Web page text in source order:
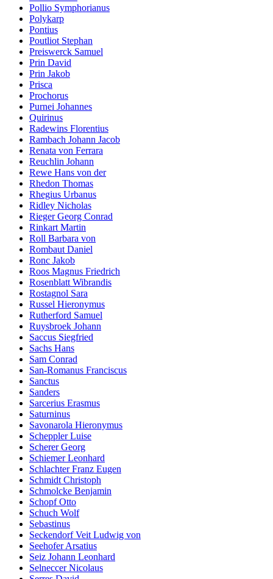
Pollio Symphorianus
Polykarp
Pontius
Poutliot Stephan
Preiswerck Samuel
Prin David
Prin Jakob
Prisca
Prochorus
Purnei Johannes
Quirinus
Radewins Florentius
Rambach Johann Jacob
Renata von Ferrara
Reuchlin Johann
Rewe Hans von der
Rhedon Thomas
Rhegius Urbanus
Ridley Nicholas
Rieger Georg Conrad
Rinkart Martin
Roll Barbara von
Rombaut Daniel
Ronc Jakob
Roos Magnus Friedrich
Rosenblatt Wibrandis
Rostagnol Sara
Russel Hieronymus
Rutherford Samuel
Ruysbroek Johann
Saccus Siegfried
Sachs Hans
Sam Conrad
San-Romanus Franciscus
Sanctus
Sanders
Sarcerius Erasmus
Saturninus
Savonarola Hieronymus
Scheppler Luise
Scherer Georg
Schiemer Leonhard
Schlachter Franz Eugen
Schmidt Christoph
Schmolcke Benjamin
Schopf Otto
Schuch Wolf
Sebastinus
Seckendorf Veit Ludwig von
Seehofer Arsatius
Seiz Johann Leonhard
Selneccer Nicolaus